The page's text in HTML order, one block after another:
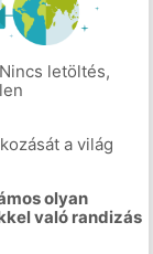
letöltés,
a világ
olyan
való randizás